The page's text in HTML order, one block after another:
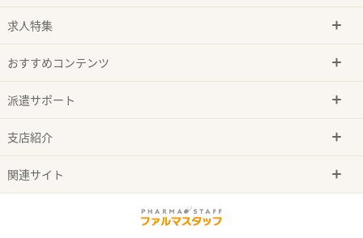
求人特集
おすすめコンテンツ
派遣サポート
支店紹介
関連サイト